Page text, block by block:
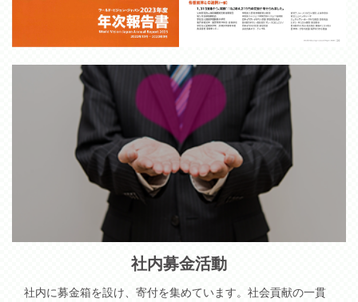
社内募金活動
社内に募金箱を設け、寄付を集めています。社会貢献の一貫